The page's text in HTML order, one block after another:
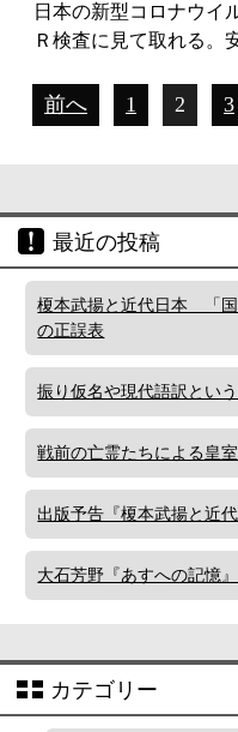
日本の新型コロナウイ
Ｒ検査に見て取れる
前へ 1 2 3
最近の投稿
榎本武揚と近代日本 「国
の正誤表
振り仮名や現代語訳とい
戦前の亡霊たちによる皇
出版予告『榎本武揚と近
大石芳野『あすへの記憶
カテゴリー